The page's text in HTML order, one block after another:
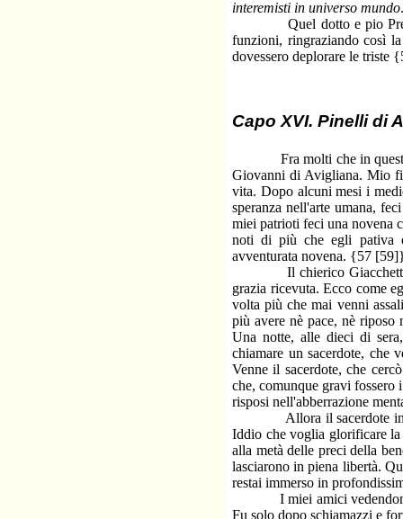
interemisti in universo mundo.
Quel dotto e pio Prelato
funzioni, ringraziando così
dovessero deplorare le triste
Capo XVI. Pinelli di
Fra molti che in questo
Giovanni di Avigliana. Mio
vita. Dopo alcuni mesi i
speranza nell'arte umana,
miei patrioti feci una novena
noti di più che egli pativa
avventurata novena. {57
Il chierico Giacchetti
grazia ricevuta. Ecco come
volta più che mai venni
più avere nè pace, nè
Una notte, alle dieci di
chiamare un sacerdote, che
Venne il sacerdote, che
che, comunque gravi fossero
risposi nell'abberrazione
Allora il sacerdote invitò
Iddio che voglia glorificare
alla metà delle preci della
lasciarono in piena libertà.
restai immerso in
I miei amici vedendomi
Fu solo dopo schiamazzi e